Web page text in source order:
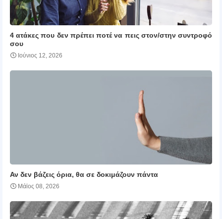
4 ατάκες που δεν πρέπει ποτέ να πεις στον/στην συντροφό
σου
Ιούνιος 12, 2026
Αν δεν βάζεις όρια, θα σε δοκιμάζουν πάντα
Μάϊος 08, 2026